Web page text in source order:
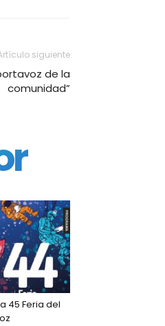
siguiente
de la
comunidad”
45 Feria del